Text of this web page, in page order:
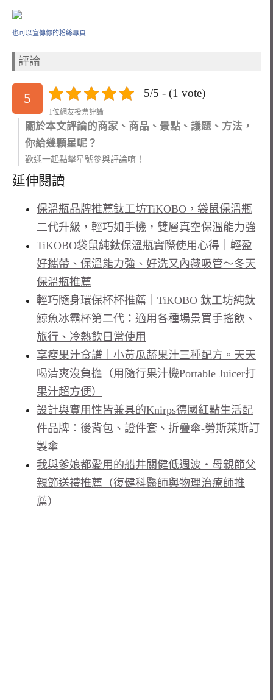
也可以宣傳你的粉絲專頁
評論
5 5/5 - (1 vote)
1位網友投票評論
關於本文評論的商家、商品、景點、議題、方法，
你給幾顆星呢？
歡迎一起點擊星號參與評論唷！
延伸閱讀
保溫瓶品牌推薦鈦工坊TiKOBO，袋鼠保溫瓶
二代升級，輕巧如手機，雙層真空保溫能力強
TiKOBO袋鼠純鈦保溫瓶實際使用心得｜輕盈
好攜帶、保溫能力強、好洗又內藏吸管～冬天
保溫瓶推薦
輕巧隨身環保杯杯推薦｜TiKOBO 鈦工坊純鈦
鯨魚冰霸杯第二代：適用各種場景買手搖飲、
旅行、冷熱飲日常使用
享瘦果汁食譜｜小黃瓜蔬果汁三種配方。天天
喝清爽沒負擔（用隨行果汁機Portable Juicer打
果汁超方便）
設計與實用性皆兼具的Knirps德國紅點生活配
件品牌：後背包、證件套、折疊傘-勞斯萊斯訂
製傘
我與爹娘都愛用的船井關健低週波・母親節父
親節送禮推薦（復健科醫師與物理治療師推
薦）